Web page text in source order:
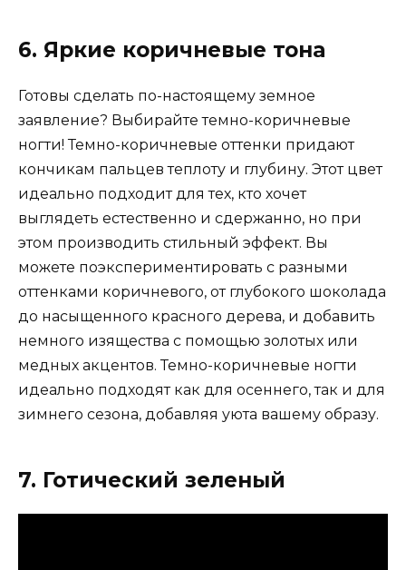
6. Яркие коричневые тона
Готовы сделать по-настоящему земное
заявление? Выбирайте темно-коричневые
ногти! Темно-коричневые оттенки придают
кончикам пальцев теплоту и глубину. Этот цвет
идеально подходит для тех, кто хочет
выглядеть естественно и сдержанно, но при
этом производить стильный эффект. Вы
можете поэкспериментировать с разными
оттенками коричневого, от глубокого шоколада
до насыщенного красного дерева, и добавить
немного изящества с помощью золотых или
медных акцентов. Темно-коричневые ногти
идеально подходят как для осеннего, так и для
зимнего сезона, добавляя уюта вашему образу.
7. Готический зеленый